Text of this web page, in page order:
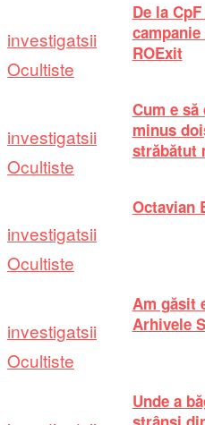
investigatsii
Ocultiste
De la
ROExit
investigatsii
Ocultiste
Cum e
minus
străbătut
investigatsii
Ocultiste
Octavian
investigatsii
Ocultiste
Am găsit
Arhivele
Unde a